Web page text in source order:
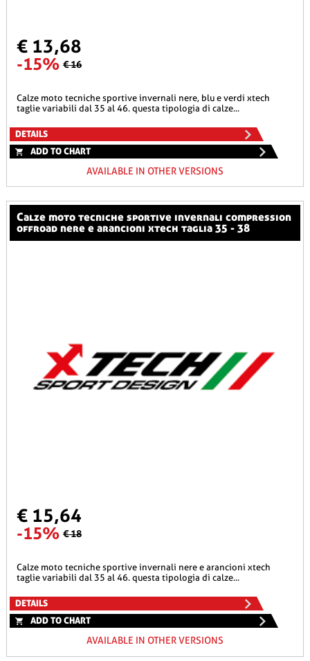
€ 13,68
-15% € 16
calze moto tecniche sportive invernali nere, blu e verdi xtech
taglie variabili dal 35 al 46. questa tipologia di calze...
DETAILS
ADD TO CHART
AVAILABLE IN OTHER VERSIONS
calze moto tecniche sportive invernali compression
offroad nere e arancioni xtech taglia 35 - 38
€ 15,64
-15% € 18
calze moto tecniche sportive invernali nere e arancioni xtech
taglie variabili dal 35 al 46. questa tipologia di calze...
DETAILS
ADD TO CHART
AVAILABLE IN OTHER VERSIONS